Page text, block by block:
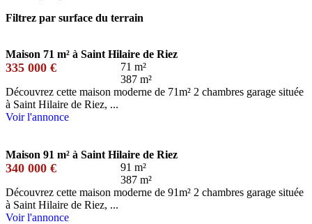
Filtrez par surface du terrain
Maison 71 m² à Saint Hilaire de Riez
335 000 €
71 m²
387 m²
Découvrez cette maison moderne de 71m² 2 chambres garage située
à Saint Hilaire de Riez, ...
Voir l'annonce
Maison 91 m² à Saint Hilaire de Riez
340 000 €
91 m²
387 m²
Découvrez cette maison moderne de 91m² 2 chambres garage située
à Saint Hilaire de Riez, ...
Voir l'annonce